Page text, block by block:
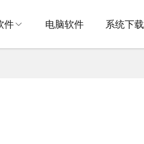
件 电脑软件 系统下载